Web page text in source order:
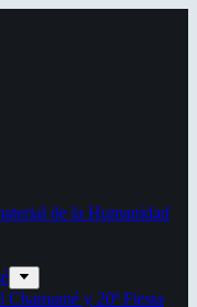
de la Humanidad
Chamamé y 20ª Fiesta